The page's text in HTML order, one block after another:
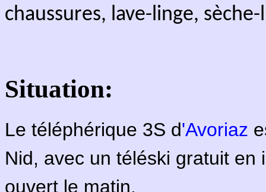
Page du plan d'accès au
· ois gratuitpour la
Animaux acceptés sauf